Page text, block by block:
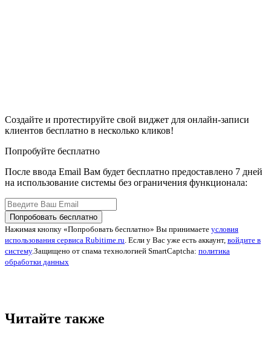
Создайте и протестируйте свой виджет для онлайн-записи
клиентов бесплатно в несколько кликов!
Попробуйте бесплатно
После ввода Email Вам будет бесплатно предоставлено 7 дней
на использование системы без ограничения функционала:
Попробовать бесплатно
Нажимая кнопку «Попробовать бесплатно» Вы принимаете условия
использования сервиса Rubitime.ru. Если у Вас уже есть аккаунт, войдите в
систему.Защищено от спама технологией SmartCaptcha: политика
обработки данных
Читайте также